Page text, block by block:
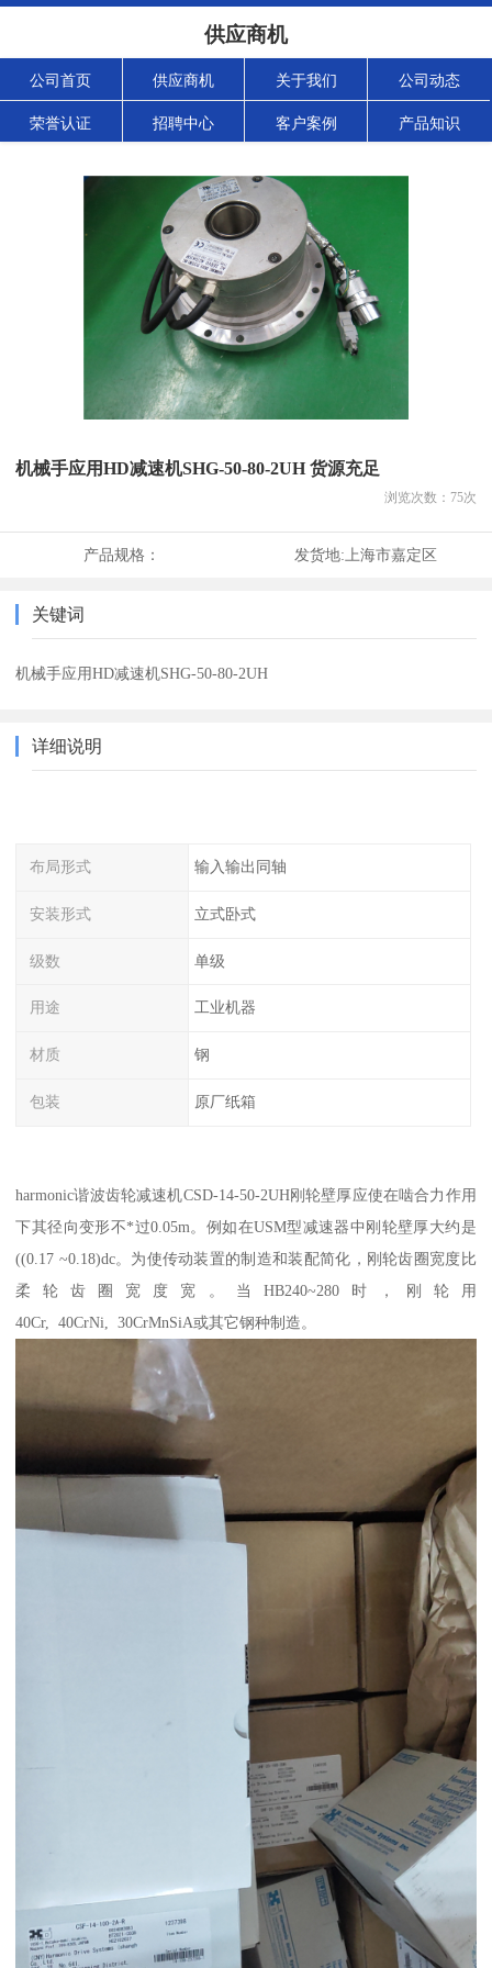
供应商机
公司首页 供应商机 关于我们 公司动态
荣誉认证 招聘中心 客户案例 产品知识
机械手应用HD减速机SHG-50-80-2UH 货源充足
浏览次数： 75次
产品规格： 发货地: 上海市嘉定区
关键词
机械手应用HD减速机SHG-50-80-2UH
详细说明
布局形式 输入输出同轴
安装形式 立式卧式
级数 单级
用途 工业机器
材质 钢
包装 原厂纸箱
harmonic谐波齿轮减速机CSD-14-50-2UH刚轮壁厚应使在啮合力作用
下其径向变形不*过0.05m。例如在USM型减速器中刚轮壁厚大约是
((0.17 ~0.18)dc。为使传动装置的制造和装配简化，刚轮齿圈宽度比
柔轮齿圈宽度宽。当HB240~280时，刚轮用
40Cr, 40CrNi, 30CrMnSiA或其它钢种制造。